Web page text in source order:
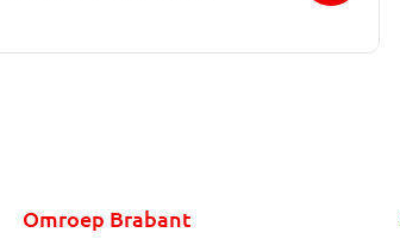
Omroep Brabant